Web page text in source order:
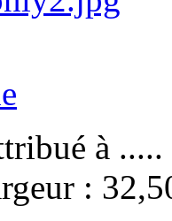
à .....
: